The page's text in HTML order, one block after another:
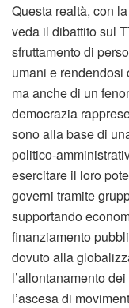
Questa realtà, con
veda il dibattito sul
sfruttamento di
umani e
ma anche di un
democrazia
sono alla base di
politico-
esercitare il loro
governi tramite
supportando
finanziamento
dovuto alla
l’allontanamento
l’ascesa di